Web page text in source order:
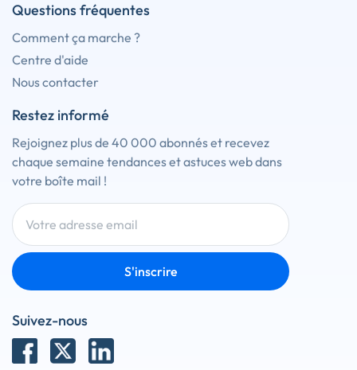
Questions fréquentes
Comment ça marche ?
Centre d'aide
Nous contacter
Restez informé
Rejoignez plus de 40 000 abonnés et recevez
chaque semaine tendances et astuces web dans
votre boîte mail !
S'inscrire
Suivez-nous